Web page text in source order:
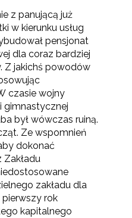
z panującą już
w kierunku usług
pensjonat
dla coraz bardziej
Z jakichś powodów
czasie wojny
gimnastycznej
był wówczas ruiną.
Ze wspomnień
dokonać
zakładu dla
pierwszy rok
kapitalnego